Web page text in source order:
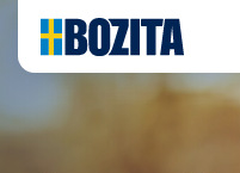
content